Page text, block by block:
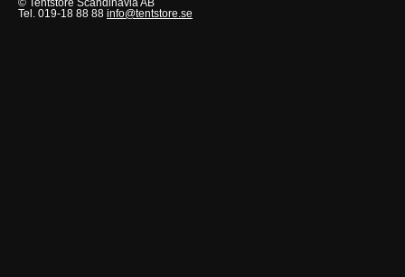
© Tentstore Scandinavia AB
Tel. 019-18 88 88 info@tentstore.se